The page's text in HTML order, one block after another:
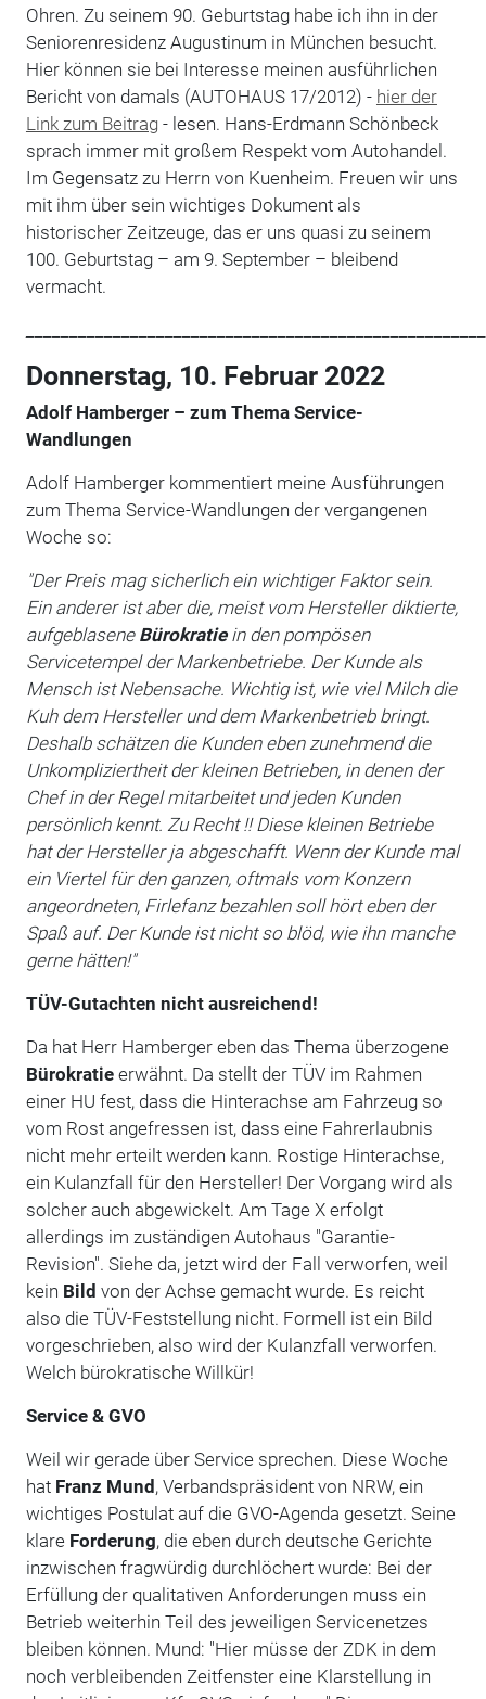
Ohren. Zu seinem 90. Geburtstag habe ich ihn in der
Seniorenresidenz Augustinum in München besucht.
Hier können sie bei Interesse meinen ausführlichen
Bericht von damals (AUTOHAUS 17/2012) - hier der
Link zum Beitrag- lesen. Hans-Erdmann Schönbeck
sprach immer mit großem Respekt vom Autohandel.
Im Gegensatz zu Herrn von Kuenheim. Freuen wir uns
mit ihm über sein wichtiges Dokument als
historischer Zeitzeuge, das er uns quasi zu seinem
100. Geburtstag – am 9. September – bleibend
vermacht.
Donnerstag, 10. Februar 2022
Adolf Hamberger – zum Thema Service-
Wandlungen
Adolf Hamberger kommentiert meine Ausführungen
zum Thema Service-Wandlungen der vergangenen
Woche so:
"Der Preis mag sicherlich ein wichtiger Faktor sein.
Ein anderer ist aber die, meist vom Hersteller diktierte,
aufgeblasene Bürokratiein den pompösen
Servicetempel der Markenbetriebe. Der Kunde als
Mensch ist Nebensache. Wichtig ist, wie viel Milch die
Kuh dem Hersteller und dem Markenbetrieb bringt.
Deshalb schätzen die Kunden eben zunehmend die
Unkompliziertheit der kleinen Betrieben, in denen der
Chef in der Regel mitarbeitet und jeden Kunden
persönlich kennt. Zu Recht !! Diese kleinen Betriebe
hat der Hersteller ja abgeschafft. Wenn der Kunde mal
ein Viertel für den ganzen, oftmals vom Konzern
angeordneten, Firlefanz bezahlen soll hört eben der
Spaß auf. Der Kunde ist nicht so blöd, wie ihn manche
gerne hätten!"
TÜV-Gutachten nicht ausreichend!
Da hat Herr Hamberger eben das Thema überzogene
Bürokratie erwähnt. Da stellt der TÜV im Rahmen
einer HU fest, dass die Hinterachse am Fahrzeug so
vom Rost angefressen ist, dass eine Fahrerlaubnis
nicht mehr erteilt werden kann. Rostige Hinterachse,
ein Kulanzfall für den Hersteller! Der Vorgang wird als
solcher auch abgewickelt. Am Tage X erfolgt
allerdings im zuständigen Autohaus "Garantie-
Revision". Siehe da, jetzt wird der Fall verworfen, weil
kein Bild von der Achse gemacht wurde. Es reicht
also die TÜV-Feststellung nicht. Formell ist ein Bild
vorgeschrieben, also wird der Kulanzfall verworfen.
Welch bürokratische Willkür!
Service & GVO
Weil wir gerade über Service sprechen. Diese Woche
hat Franz Mund, Verbandspräsident von NRW, ein
wichtiges Postulat auf die GVO-Agenda gesetzt. Seine
klare Forderung, die eben durch deutsche Gerichte
inzwischen fragwürdig durchlöchert wurde: Bei der
Erfüllung der qualitativen Anforderungen muss ein
Betrieb weiterhin Teil des jeweiligen Servicenetzes
bleiben können. Mund: "Hier müsse der ZDK in dem
noch verbleibenden Zeitfenster eine Klarstellung in